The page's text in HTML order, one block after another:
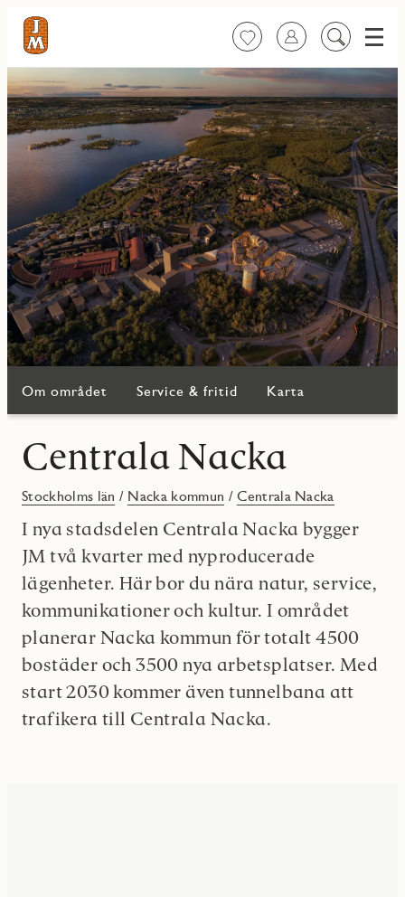
FavoriterLogga in
Sök
innehåll
Meny
Om området Service & fritid Karta
Centrala Nacka
Stockholms län / Nacka kommun /Centrala Nacka
I nya stadsdelen Centrala Nacka bygger
JM två kvarter med nyproducerade
lägenheter. Här bor du nära natur, service,
kommunikationer och kultur. I området
planerar Nacka kommun för totalt 4500
bostäder och 3500 nya arbetsplatser. Med
start 2030 kommer även tunnelbana att
trafikera till Centrala Nacka.